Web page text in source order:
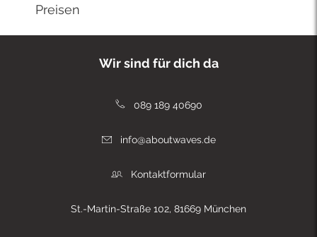
Preisen
Wir sind für dich da
089 189 40690
info@aboutwaves.de
Kontaktformular
St.-Martin-Straße 102, 81669 München